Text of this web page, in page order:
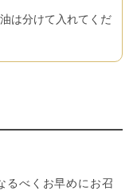
は分けて入れてくだ
るべくお早めにお召